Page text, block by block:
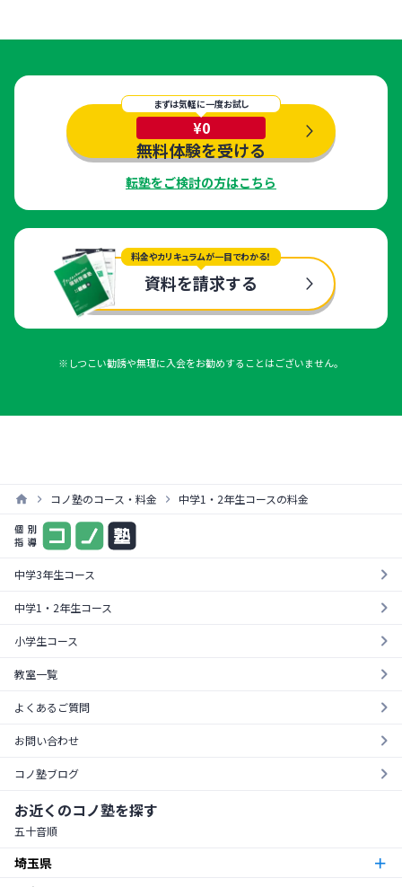
まずは気軽に一度お試し
¥0
無料体験を受ける
転塾をご検討の方はこちら
料金やカリキュラムが一目でわかる！
資料を請求する
※しつこい勧誘や無理に入会をお勧めすることはございません。
まずは気軽に一度お試し
無料体験を受ける
料金やカリキュラムが一目でわかる！
コノ塾のコース・料金 中学1・2年生コースの料金
中学3年生コース
中学1・2年生コース
小学生コース
教室一覧
よくあるご質問
お問い合わせ
コノ塾ブログ
お近くのコノ塾を探す
五十音順
埼玉県